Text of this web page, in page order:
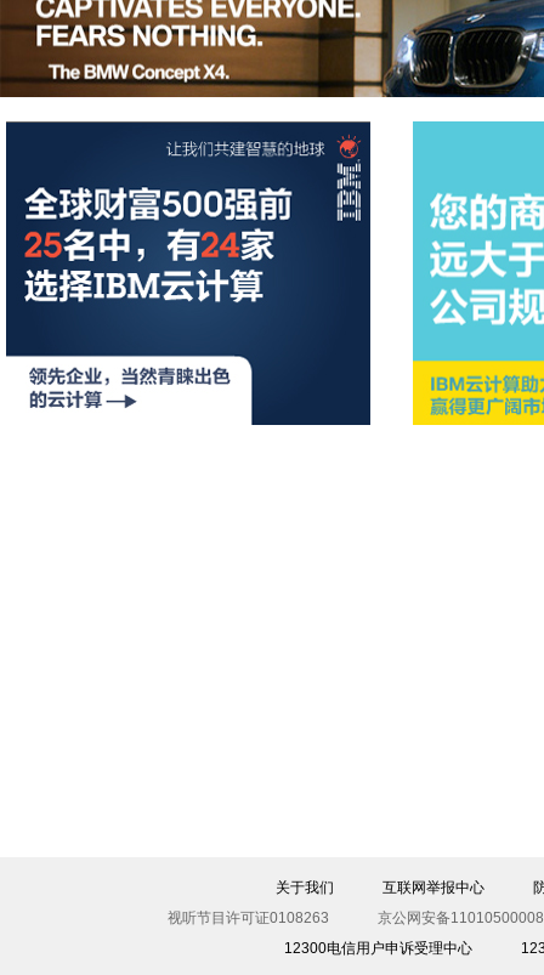
关于我们 互联网举报中心
视听节目许可证0108263
京公网安备
12300电信用户申诉受理中心